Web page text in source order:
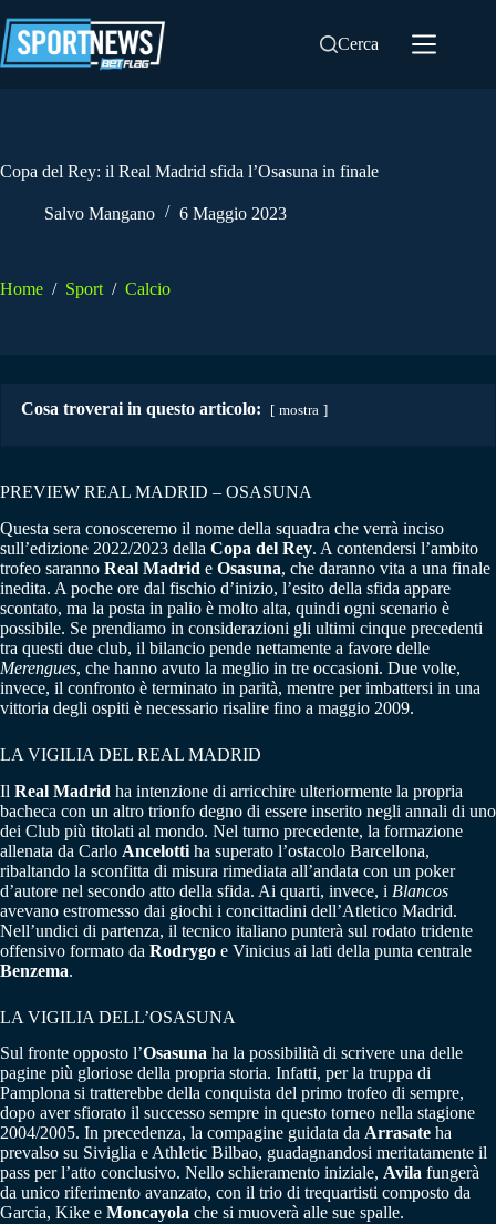
al
contenuto
Cerca
Copa del Rey: il Real Madrid sfida l’Osasuna in finale
Salvo Mangano 6 Maggio 2023
Home / Sport / Calcio
Cosa troverai in questo articolo: mostra
PREVIEW REAL MADRID – OSASUNA
Questa sera conosceremo il nome della squadra che verrà inciso
sull’edizione 2022/2023 della Copa del Rey. A contendersi l’ambito
trofeo saranno Real Madrid e Osasuna, che daranno vita a una finale
inedita. A poche ore dal fischio d’inizio, l’esito della sfida appare
scontato, ma la posta in palio è molto alta, quindi ogni scenario è
possibile. Se prendiamo in considerazioni gli ultimi cinque precedenti
tra questi due club, il bilancio pende nettamente a favore delle
Merengues, che hanno avuto la meglio in tre occasioni. Due volte,
invece, il confronto è terminato in parità, mentre per imbattersi in una
vittoria degli ospiti è necessario risalire fino a maggio 2009.
LA VIGILIA DEL REAL MADRID
Il Real Madrid ha intenzione di arricchire ulteriormente la propria
bacheca con un altro trionfo degno di essere inserito negli annali di uno
dei Club più titolati al mondo. Nel turno precedente, la formazione
allenata da Carlo Ancelotti ha superato l’ostacolo Barcellona,
ribaltando la sconfitta di misura rimediata all’andata con un poker
d’autore nel secondo atto della sfida. Ai quarti, invece, i Blancos
avevano estromesso dai giochi i concittadini dell’Atletico Madrid.
Nell’undici di partenza, il tecnico italiano punterà sul rodato tridente
offensivo formato da Rodrygo e Vinicius ai lati della punta centrale
Benzema.
LA VIGILIA DELL’OSASUNA
Sul fronte opposto l’Osasuna ha la possibilità di scrivere una delle
pagine più gloriose della propria storia. Infatti, per la truppa di
Pamplona si tratterebbe della conquista del primo trofeo di sempre,
dopo aver sfiorato il successo sempre in questo torneo nella stagione
2004/2005. In precedenza, la compagine guidata da Arrasate ha
prevalso su Siviglia e Athletic Bilbao, guadagnandosi meritatamente il
pass per l’atto conclusivo. Nello schieramento iniziale, Avila fungerà
da unico riferimento avanzato, con il trio di trequartisti composto da
Garcia, Kike e Moncayola che si muoverà alle sue spalle.